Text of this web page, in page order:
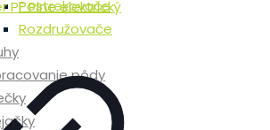
Postrekovače
Rozdružovače
pôdy